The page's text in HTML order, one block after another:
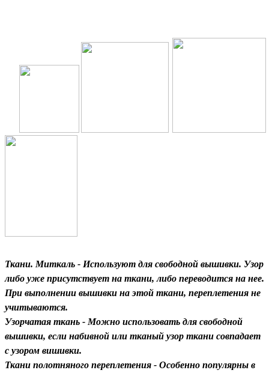
Ткани. Миткаль - Используют для свободной вышивки. Узор
либо уже присутствует на ткани, либо переводится на нее.
При выполнении вышивки на этой ткани, переплетения не
учитываются.
Узорчатая ткань - Можно использовать для свободной
вышивки, если набивной или тканый узор ткани совпадает
с узором вишивки.
Ткани полотняного переплетения - Особенно популярны в